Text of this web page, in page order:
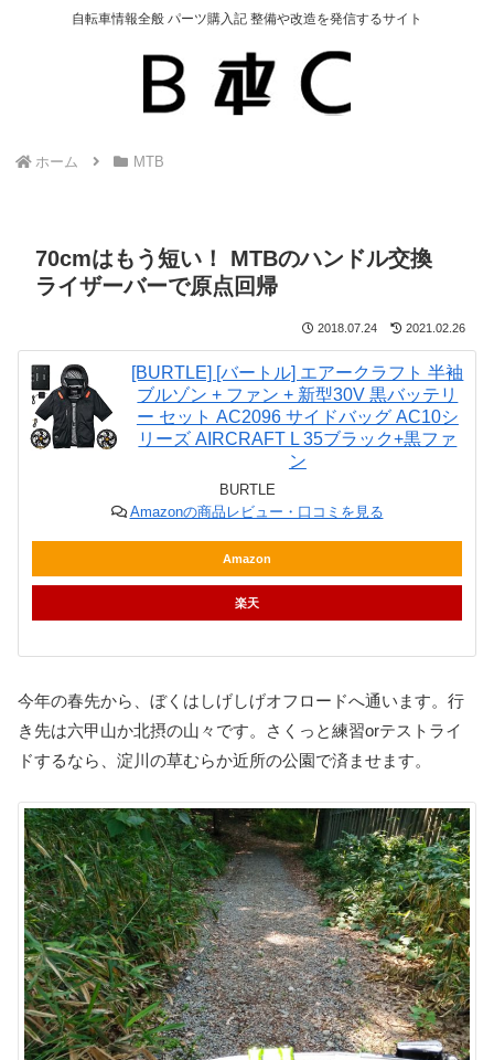
自転車情報全般 パーツ購入記 整備や改造を発信するサイト
ホーム MTB
70cmはもう短い！ MTBのハンドル交換
ライザーバーで原点回帰
2018.07.24 2021.02.26
[BURTLE] [バートル] エアークラフト 半袖
ブルゾン + ファン + 新型30V 黒バッテリ
ー セット AC2096 サイドバッグ AC10シ
リーズ AIRCRAFT L 35ブラック+黒ファ
ン
BURTLE
Amazonの商品レビュー・口コミを見る
Amazon
楽天
今年の春先から、ぼくはしげしげオフロードへ通います。行
き先は六甲山か北摂の山々です。さくっと練習orテストライ
ドするなら、淀川の草むらか近所の公園で済ませます。